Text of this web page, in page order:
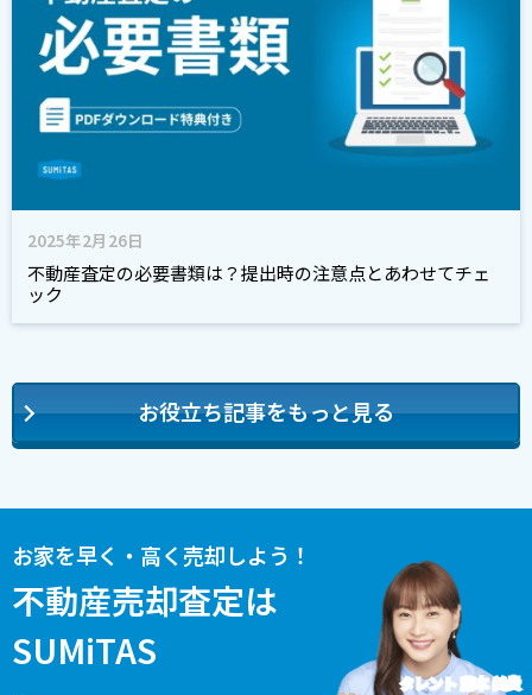
2025年2月26日
不動産査定の必要書類は？提出時の注意点とあわせてチェ
ック
お役立ち記事をもっと見る
お家を早く・高く売却しよう！
不動産売却査定は
SUMiTAS
タレント 藤本 美貴